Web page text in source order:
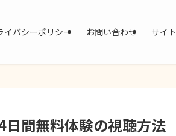
イバシーポリシー お問い合わせ サイ
間無料体験の視聴方法